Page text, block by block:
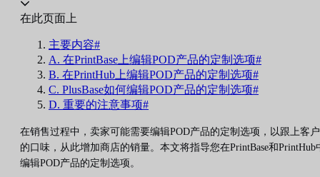
在此页面上
主要内容#
A. 在PrintBase上编辑POD产品的定制选项#
B. 在PrintHub上编辑POD产品的定制选项#
C. PlusBase如何编辑POD产品的定制选项#
D. 重要的注意事项#
在销售过程中，卖家可能需要编辑POD产品的定制选项，以跟上客户
的口味，从此增加商店的销量。本文将指导您在PrintBase和PrintHub
编辑POD产品的定制选项。